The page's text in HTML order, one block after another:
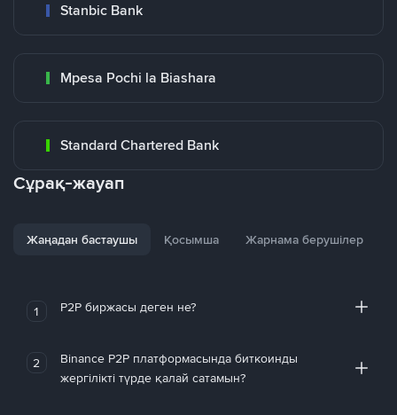
Stanbic Bank
Mpesa Pochi la Biashara
Standard Chartered Bank
Сұрақ-жауап
Жаңадан бастаушы Қосымша Жарнама берушілер
1 P2P биржасы деген не?
2
Binance P2P платформасында биткоинды
жергілікті түрде қалай сатамын?